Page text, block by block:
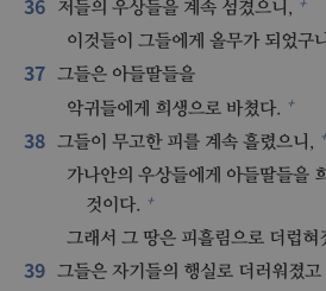
36 저들의 우상들을 계속 섬겼으니,
이것들이 그들에게 올무가 되었구
37 그들은 아들딸들을
악귀들에게 희생으로 바쳤다. +
38 그들이 무고한 피를 계속 흘렸으니, +
가나안의 우상들에게 아들딸들을
것이다. +
그래서 그 땅은 피흘림으로 더럽혀
39 그들은 자기들의 행실로 더러워졌고